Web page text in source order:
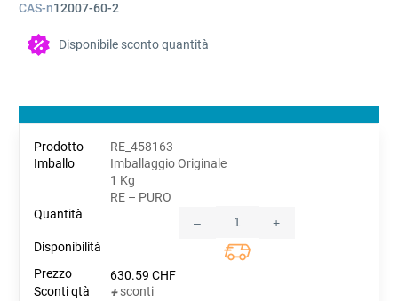
CAS-n12007-60-2
Disponibile sconto quantità
RE_458163
Imballaggio Originale
1 Kg
RE – PURO
Quantity
– +
630.59CHF
+sconti